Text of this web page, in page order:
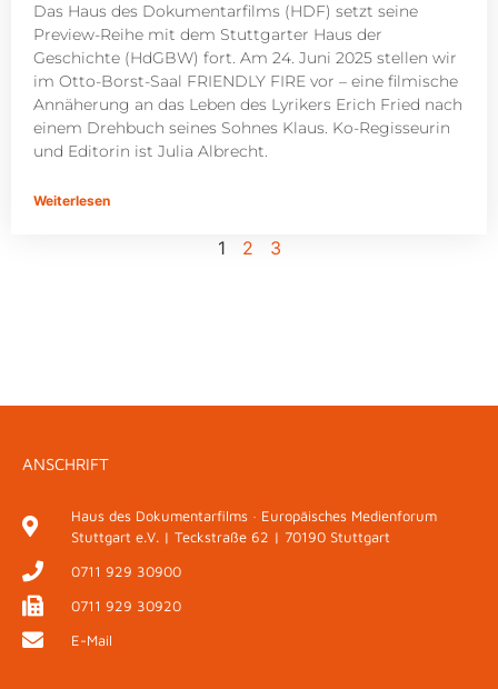
Das Haus des Dokumentarfilms (HDF) setzt seine
Preview-Reihe mit dem Stuttgarter Haus der
Geschichte (HdGBW) fort. Am 24. Juni 2025 stellen wir
im Otto-Borst-Saal FRIENDLY FIRE vor – eine filmische
Annäherung an das Leben des Lyrikers Erich Fried nach
einem Drehbuch seines Sohnes Klaus. Ko-Regisseurin
und Editorin ist Julia Albrecht.
Weiterlesen
1 2 3
ANSCHRIFT
Haus des Dokumentarfilms · Europäisches Medienforum
Stuttgart e.V. | Teckstraße 62 | 70190 Stuttgart
0711 929 30900
0711 929 30920
E-Mail